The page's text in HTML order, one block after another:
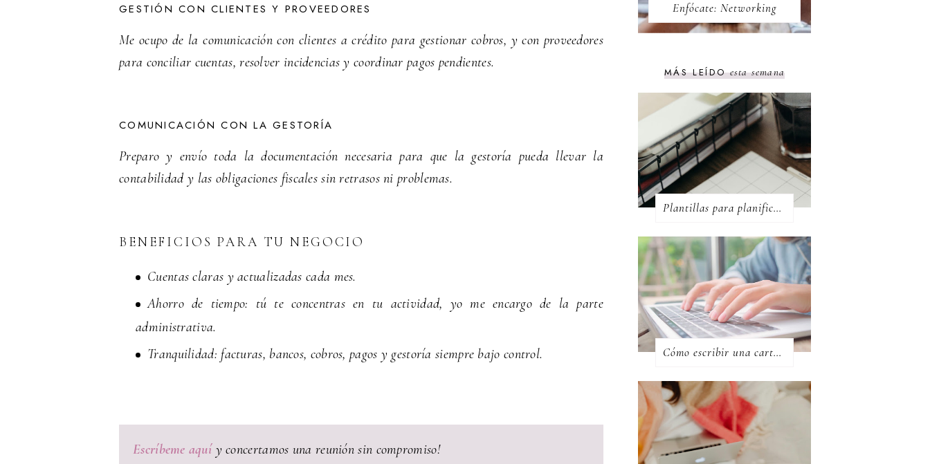
GESTIÓN CON CLIENTES Y PROVEEDORES
Me ocupo de la comunicación con clientes a crédito para gestionar cobros, y con proveedores
para conciliar cuentas, resolver incidencias y coordinar pagos pendientes.
COMUNICACIÓN CON LA GESTORÍA
Preparo y envío toda la documentación necesaria para que la gestoría pueda llevar la
contabilidad y las obligaciones fiscales sin retrasos ni problemas.
BENEFICIOS PARA TU NEGOCIO
Cuentas claras y actualizadas cada mes.
Ahorro de tiempo: tú te concentras en tu actividad, yo me encargo de la parte
administrativa.
Tranquilidad: facturas, bancos, cobros, pagos y gestoría siempre bajo control.
Escríbeme aquíy concertamos una reunión sin compromiso!
Enfócate: Networking
MÁS LEÍDOesta semana
Plantillas para planificación de metas
Cómo escribir una carta al futuro y recibirla dentro de 1, 3, 5 años o más